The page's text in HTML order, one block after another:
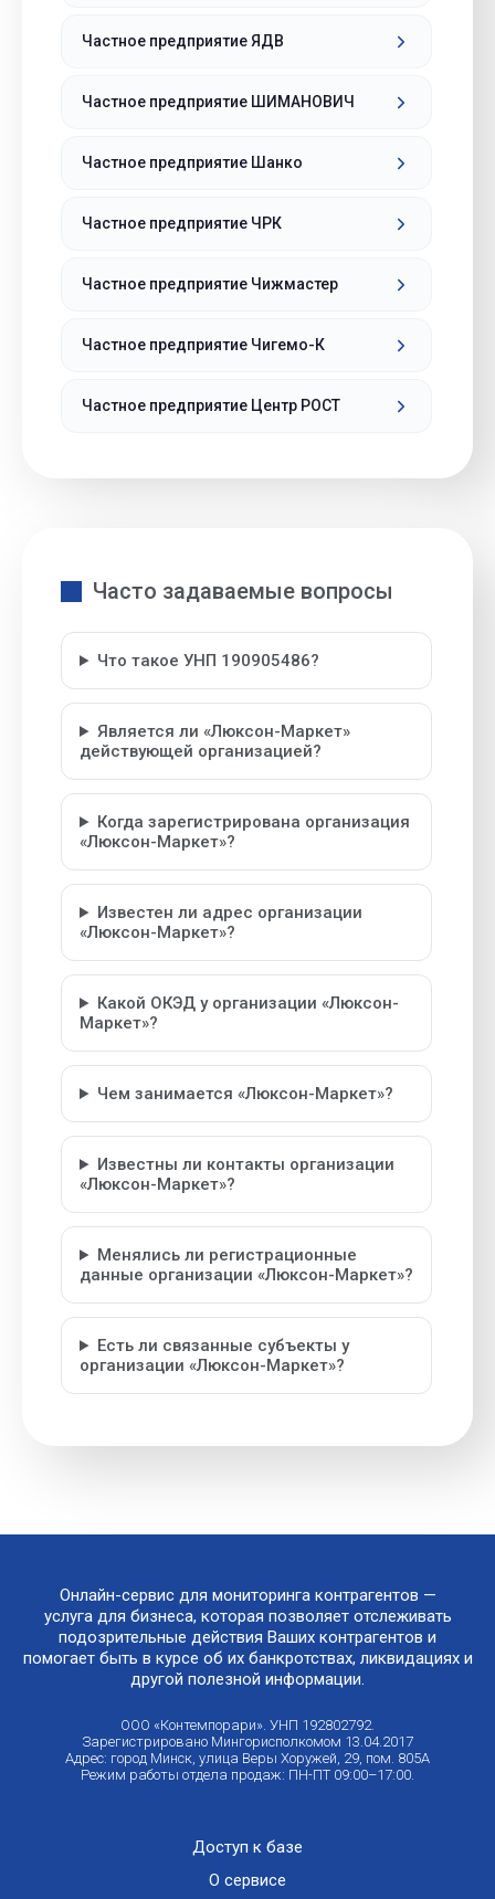
Частное предприятие ЯДВ
Частное предприятие ШИМАНОВИЧ
Частное предприятие Шанко
Частное предприятие ЧРК
Частное предприятие Чижмастер
Частное предприятие Чигемо-К
Частное предприятие Центр РОСТ
Часто задаваемые вопросы
Что такое УНП 190905486?
Является ли «Люксон-Маркет»
действующей организацией?
Когда зарегистрирована организация
«Люксон-Маркет»?
Известен ли адрес организации
«Люксон-Маркет»?
Какой ОКЭД у организации «Люксон-
Маркет»?
Чем занимается «Люксон-Маркет»?
Известны ли контакты организации
«Люксон-Маркет»?
Менялись ли регистрационные
данные организации «Люксон-Маркет»?
Есть ли связанные субъекты у
организации «Люксон-Маркет»?
Онлайн-сервис для мониторинга контрагентов —
услуга для бизнеса, которая позволяет отслеживать
подозрительные действия Ваших контрагентов и
помогает быть в курсе об их банкротствах, ликвидациях и
другой полезной информации.
ООО «Контемпорари». УНП 192802792.
Зарегистрировано Мингорисполкомом 13.04.2017
Адрес: город Минск, улица Веры Хоружей, 29, пом. 805А
Режим работы отдела продаж: ПН-ПТ 09:00–17:00.
Доступ к базе
О сервисе